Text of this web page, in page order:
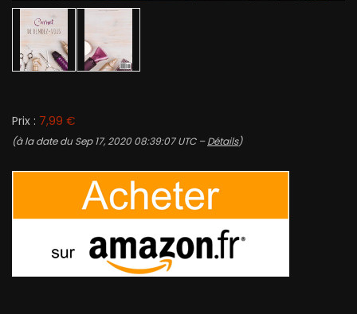
Prix : 7,99 €
(à la date du Sep 17, 2020 08:39:07 UTC –Détails)